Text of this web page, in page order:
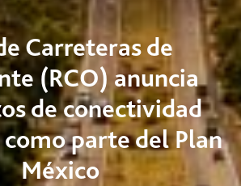
Carreteras de
(RCO) anuncia
de conectividad
parte del Plan
México